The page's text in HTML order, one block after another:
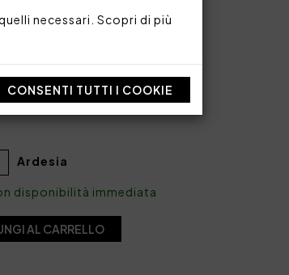
necessari. Scopri di più
CONSENTI TUTTI I COOKIE
Ardesia
disponibilità immediata
AL CARRELLO